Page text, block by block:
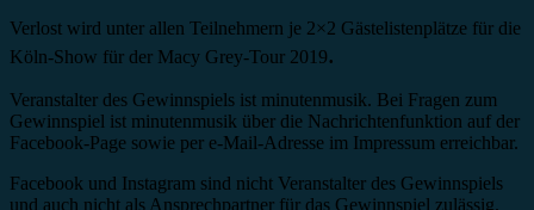
Verlost wird unter allen Teilnehmern je 2×2 Gästelistenplätze für die
Köln-Show für der Macy Grey-Tour 2019.
Veranstalter des Gewinnspiels ist minutenmusik. Bei Fragen zum
Gewinnspiel ist minutenmusik über die Nachrichtenfunktion auf der
Facebook-Page sowie per e-Mail-Adresse im Impressum erreichbar.
Facebook und Instagram sind nicht Veranstalter des Gewinnspiels
und auch nicht als Ansprechpartner für das Gewinnspiel zulässig.